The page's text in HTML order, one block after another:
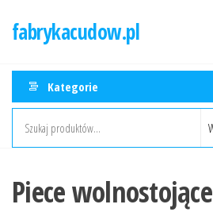
fabrykacudow.pl
Kategorie
Piece wolnostojące